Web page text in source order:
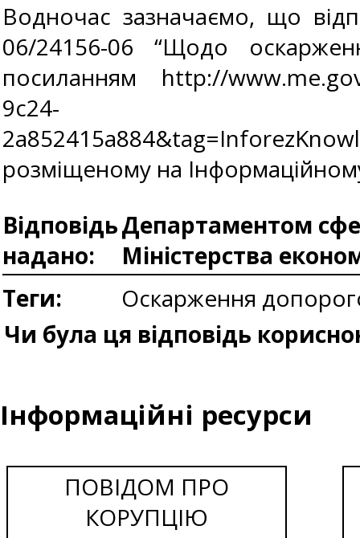
Водночас зазначаємо, що
06/24156-06 “Щодо
посиланням http://
9c24-
розміщеному на
Відповідь
надано:
Департаментом
Міністерства
Теги:
Оскарження
Чи була ця відповідь
Інформаційні ресурси
ПОВІДОМ ПРО
КОРУПЦІЮ